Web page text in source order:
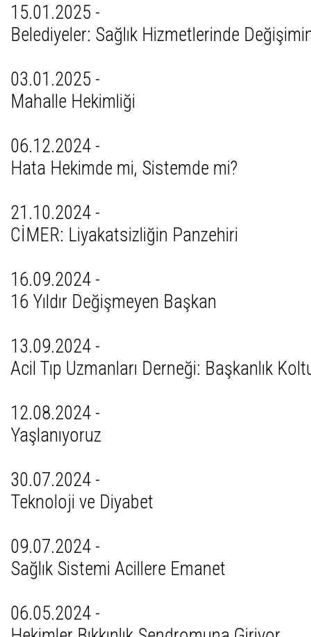
15.01.2025 -
Belediyeler: Sağlık Hizmetlerinde
03.01.2025 -
Mahalle Hekimliği
06.12.2024 -
Hata Hekimde mi, Sistemde mi?
21.10.2024 -
CİMER: Liyakatsizliğin Panzehiri
16.09.2024 -
16 Yıldır Değişmeyen Başkan
13.09.2024 -
Acil Tıp Uzmanları Derneği: Başkanlık
12.08.2024 -
Yaşlanıyoruz
30.07.2024 -
Teknoloji ve Diyabet
09.07.2024 -
Sağlık Sistemi Acillere Emanet
06.05.2024 -